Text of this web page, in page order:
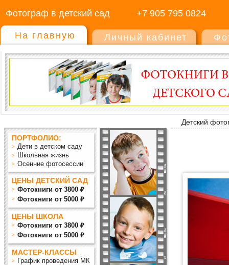
Фотограф в детский сад +7 905 795 0824
На главную Личный кабинет
Детский
ПОРТФОЛИО:
Дети в детском саду
Школьная жизнь
Осенние фотосессии
ЦЕНЫ ДЕТСКИЙ САД
Фотокниги от 3800 ₽
Фотокниги от 5000 ₽
ЦЕНЫ ШКОЛА
Фотокниги от 3800 ₽
Фотокниги от 5000 ₽
МАСТЕР-КЛАССЫ
График проведения МК